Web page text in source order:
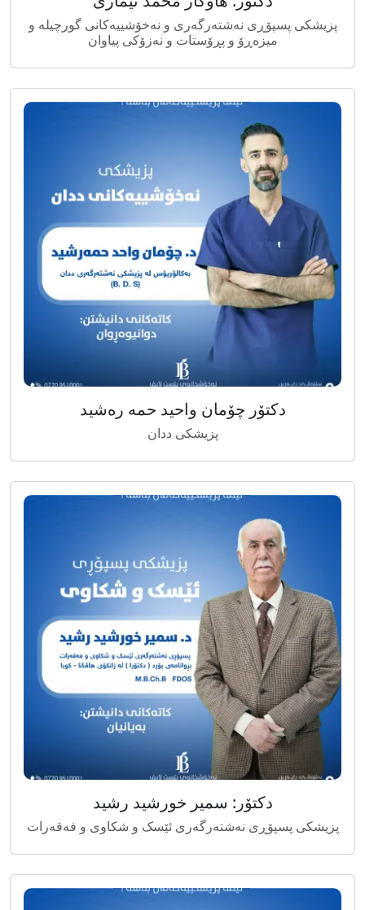
پزیشکی پسپۆڕی نەشتەرگەری و نەخۆشییەکانی گورچیلە و
میزەڕۆ و پڕۆستات و نەزۆکی پیاوان
دکتۆر چۆمان واحید حمە رەشید
پزیشکی ددان
دکتۆر: سمیر خورشید رشید
پزیشکی پسپۆڕی نەشتەرگەری ئێسک و شکاوی و فەقەرات